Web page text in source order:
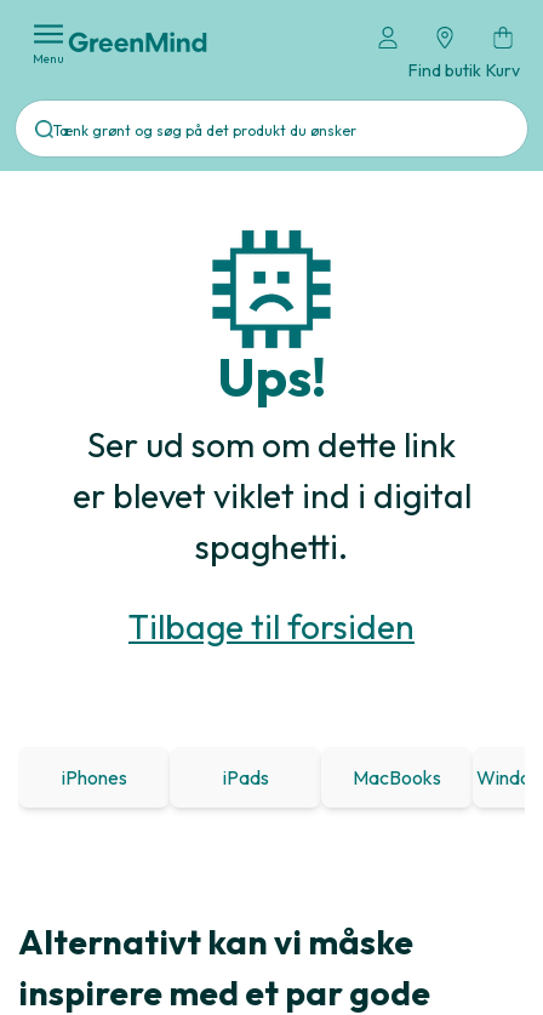
Menu
Find butik Kurv
Ups!
Ser ud som om dette link
er blevet viklet ind i digital
spaghetti.
Tilbage til forsiden
iPhones iPads MacBooks
Alternativt kan vi måske
inspirere med et par gode